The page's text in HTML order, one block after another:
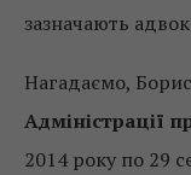
зазначають
Нагадаємо,
Адміністрації
2014 року по 29